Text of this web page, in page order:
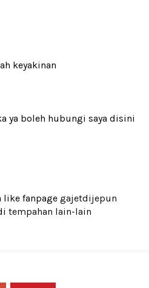
keyakinan
ya boleh hubungi saya disini
like fanpage gajetdijepun
tempahan lain-lain